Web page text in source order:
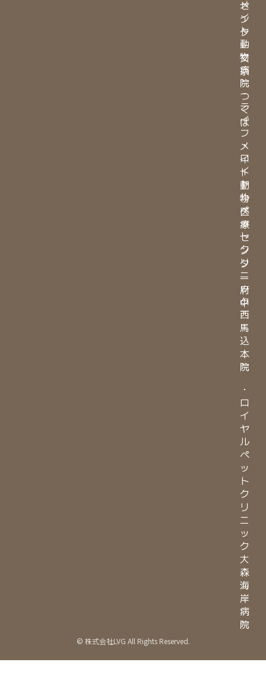
メ
イ
ト
動
物
病
院
つ
く
ば
・
ロ
イ
ヤ
ル
ペ
ッ
ト
ク
リ
ニ
ッ
ク
西
馬
込
本
院
・
ロ
イ
ヤ
ル
ペ
ッ
ト
ク
リ
ニ
ッ
ク
大
森
海
岸
病
院
セ
ン
タ
ー
文
京
・
ラ
イ
フ
メ
イ
ト
動
物
医
療
セ
ン
タ
ー
府
中
© 株式会社LVG All Rights Reserved.